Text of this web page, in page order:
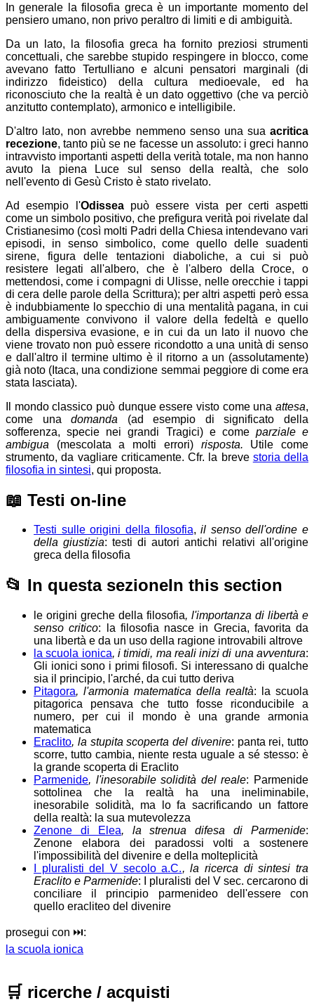
In generale la filosofia greca è un importante momento del
pensiero umano, non privo peraltro di limiti e di ambiguità.
Da un lato, la filosofia greca ha fornito preziosi strumenti
concettuali, che sarebbe stupido respingere in blocco, come
avevano fatto Tertulliano e alcuni pensatori marginali (di
indirizzo fideistico) della cultura medioevale, ed ha
riconosciuto che la realtà è un dato oggettivo (che va perciò
anzitutto contemplato), armonico e intelligibile.
D'altro lato, non avrebbe nemmeno senso una sua acritica
recezione, tanto più se ne facesse un assoluto: i greci hanno
intravvisto importanti aspetti della verità totale, ma non hanno
avuto la piena Luce sul senso della realtà, che solo
nell'evento di Gesù Cristo è stato rivelato.
Ad esempio l'Odisseapuò essere vista per certi aspetti
come un simbolo positivo, che prefigura verità poi rivelate dal
Cristianesimo (così molti Padri della Chiesa intendevano vari
episodi, in senso simbolico, come quello delle suadenti
sirene, figura delle tentazioni diaboliche, a cui si può
resistere legati all'albero, che è l'albero della Croce, o
mettendosi, come i compagni di Ulisse, nelle orecchie i tappi
di cera delle parole della Scrittura); per altri aspetti però essa
è indubbiamente lo specchio di una mentalità pagana, in cui
ambiguamente convivono il valore della fedeltà e quello
della dispersiva evasione, e in cui da un lato il nuovo che
viene trovato non può essere ricondotto a una unità di senso
e dall'altro il termine ultimo è il ritorno a un (assolutamente)
già noto (Itaca, una condizione semmai peggiore di come era
stata lasciata).
Il mondo classico può dunque essere visto come una attesa,
come unadomanda (ad esempio di significato della
sofferenza, specie nei grandi Tragici) e come parziale e
ambigua (mescolata a molti errori) risposta. Utile come
strumento, da vagliare criticamente. Cfr. la breve storia della
filosofia in sintesi, qui proposta.
📖 Testi on-line
Testi sulle origini della filosofia,il senso dell'ordine e
della giustizia: testi di autori antichi relativi all'origine
greca della filosofia
📂 In questa sezioneIn this section
le origini greche della filosofia, l'importanza di libertà e
senso critico: la filosofia nasce in Grecia, favorita da
una libertà e da un uso della ragione introvabili altrove
la scuola ionica, i timidi, ma reali inizi di una avventura:
Gli ionici sono i primi filosofi. Si interessano di qualche
sia il principio, l'arché, da cui tutto deriva
Pitagora, l'armonia matematica della realtà: la scuola
pitagorica pensava che tutto fosse riconducibile a
numero, per cui il mondo è una grande armonia
matematica
Eraclito, la stupita scoperta del divenire: panta rei, tutto
scorre, tutto cambia, niente resta uguale a sé stesso: è
la grande scoperta di Eraclito
Parmenide, l'inesorabile solidità del reale: Parmenide
sottolinea che la realtà ha una ineliminabile,
inesorabile solidità, ma lo fa sacrificando un fattore
della realtà: la sua mutevolezza
Zenone di Elea, la strenua difesa di Parmenide:
Zenone elabora dei paradossi volti a sostenere
l'impossibilità del divenire e della molteplicità
I pluralisti del V secolo a.C., la ricerca di sintesi tra
Eraclito e Parmenide: I pluralisti del V sec. cercarono di
conciliare il principio parmenideo dell'essere con
quello eracliteo del divenire
prosegui con ⏭️:
la scuola ionica
🛒 ricerche / acquisti